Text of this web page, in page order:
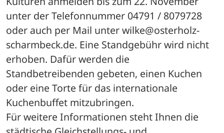
unter der Telefonnummer 04791 / 8079728
oder auch per Mail unter wilke@osterholz-
scharmbeck.de. Eine Standgebühr wird nicht
erhoben. Dafür werden die
Standbetreibenden gebeten, einen Kuchen
oder eine Torte für das internationale
Kuchenbuffet mitzubringen.
Für weitere Informationen steht Ihnen die